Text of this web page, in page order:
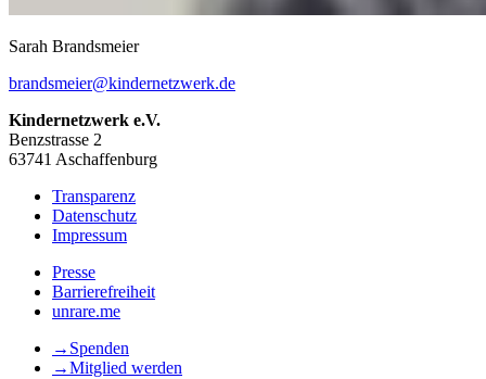
Sarah Brandsmeier
brandsmeier@kindernetzwerk.de
Kindernetzwerk e.V.
Benzstrasse 2
63741 Aschaffenburg
Transparenz
Datenschutz
Impressum
Presse
Barrierefreiheit
unrare.me
→ Spenden
→Mitglied werden